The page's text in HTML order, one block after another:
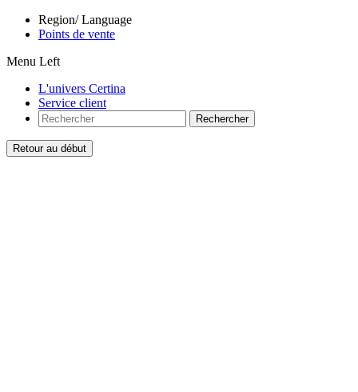
Region/ Language
Points de vente
Menu Left
L'univers Certina
Service client
Rechercher
Retour au début